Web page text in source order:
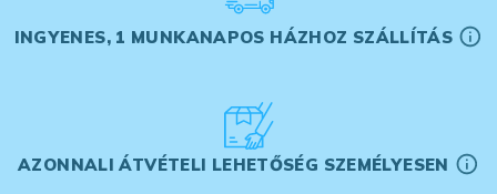
INGYENES, 1 MUNKANAPOS HÁZHOZ SZÁLLÍTÁS
AZONNALI ÁTVÉTELI LEHETŐSÉG SZEMÉLYESEN